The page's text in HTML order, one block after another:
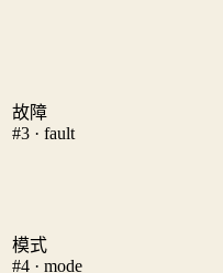
故障
#3 · fault
模式
#4 · mode